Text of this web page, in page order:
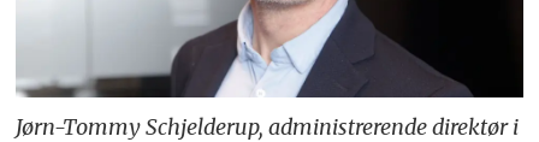
Jørn-Tommy Schjelderup, administrerende direktør i